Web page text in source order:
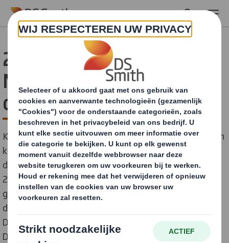
Skip to main content
200.000 kinderen in
Nederland volgen les over
de circulaire economie
KlasseTV lanceert het vernieuwde lespakket ‘papier en
karton’ op haar digitale lesplatform. In dit lespakket,
dat jaarlijks naar verwachting 7.000 docenten en bijna
200.000 leerlingen zal bereiken, kunnen leerlingen uit
groep 7 en 8 op een speelse manier kennismaken met
de rol van papier en karton in de circulaire economie.
Door haar bijdrage aan dit lespakket te leveren, hoopt
DS Smith deze kinderen te enthousiasmeren voor een